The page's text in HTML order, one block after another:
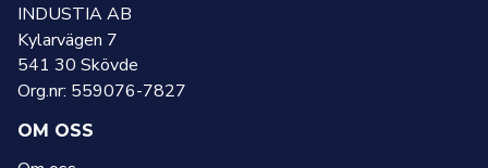
INDUSTIA AB
Kylarvägen 7
541 30 Skövde
Org.nr: 559076-7827
OM OSS